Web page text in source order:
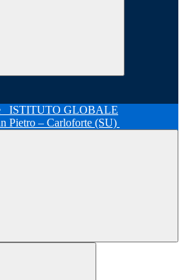
ISTITUTO GLOBALE
Pietro – Carloforte (SU)